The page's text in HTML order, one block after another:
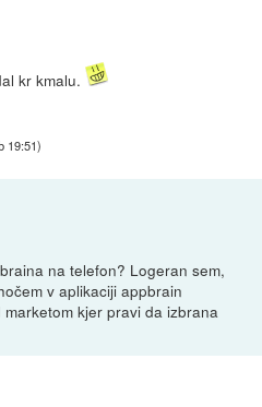
kr kmalu.
19:51)
na telefon? Logeran sem,
v aplikaciji appbrain
kjer pravi da izbrana